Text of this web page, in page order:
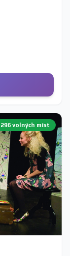
296 volných míst